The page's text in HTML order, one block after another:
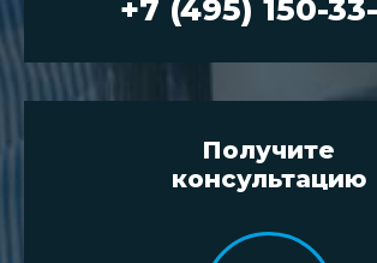
+7 (495) 150-
Получите
консультацию